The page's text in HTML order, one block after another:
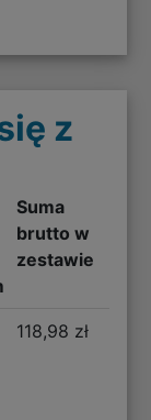
z
Suma
brutto w
zestawie
118,98 zł